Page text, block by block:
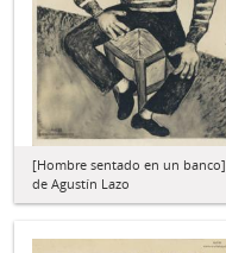
[Hombre sentado en un banco]
de Agustín Lazo